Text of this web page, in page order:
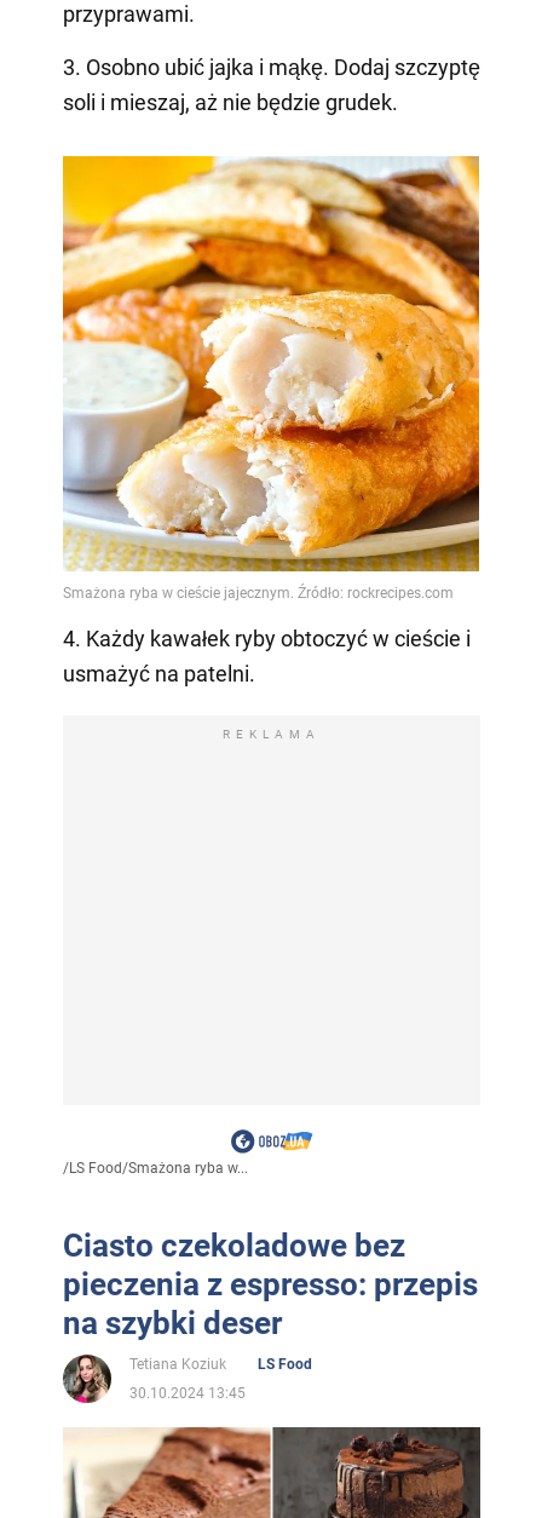
przyprawami.
3. Osobno ubić jajka i mąkę. Dodaj szczyptę
soli i mieszaj, aż nie będzie grudek.
4. Każdy kawałek ryby obtoczyć w cieście i
usmażyć na patelni.
REKLAMA
/LS Food/Smażona ryba w...
Ciasto czekoladowe bez
pieczenia z espresso: przepis
na szybki deser
Tetiana Koziuk
LS Food
30.10.2024 13:45